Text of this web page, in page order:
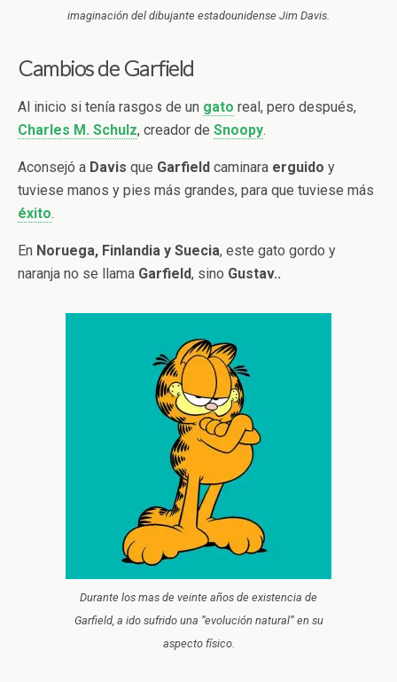
imaginación del dibujante estadounidense Jim Davis.
Cambios de Garfield
Al inicio si tenía rasgos de un gato real, pero después,
Charles M. Schulz, creador de Snoopy.
Aconsejó a Davis que Garfield caminara erguido y
tuviese manos y pies más grandes, para que tuviese más
éxito.
En Noruega, Finlandia y Suecia, este gato gordo y
naranja no se llama Garfield, sino Gustav..
Durante los mas de veinte años de existencia de
Garfield, a ido sufrido una “evolución natural” en su
aspecto físico.